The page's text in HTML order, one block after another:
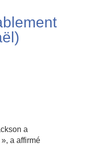
a
a affirmé